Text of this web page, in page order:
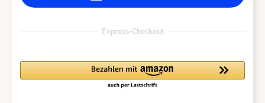
Express-Checkout